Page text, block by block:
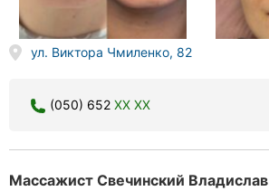
ул. Виктора Чмиленко, 82
(050) 652 XX XX
Массажист Свечинский Владислав